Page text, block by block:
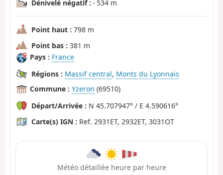
Dénivelé négatif : - 534 m
Point haut : 798 m
Point bas : 381 m
Pays : France
Régions : Massif central, Monts du Lyonnais
Commune : Yzeron (69510)
Départ/Arrivée : N 45.707947° / E 4.590616°
Carte(s) IGN : Ref. 2931ET, 2932ET, 3031OT
Météo détaillée heure par heure